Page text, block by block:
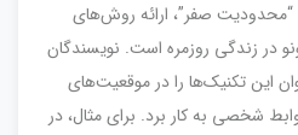
صفر”، ارائه روش‌های
در زندگی روزمره است. نویسندگان
این تکنیک‌ها را در موقعیت‌های
شخصی به کار برد. برای مثال، در